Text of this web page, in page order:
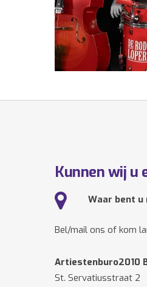
Kunnen wij u
Waar bent u
Bel/mail ons of kom
Artiestenburo2010
St. Servatiusstraat 2